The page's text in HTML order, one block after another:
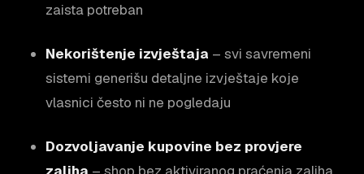
zaista potreban
Nekorištenje izvještaja – svi savremeni
sistemi generišu detaljne izvještaje koje
vlasnici često ni ne pogledaju
Dozvoljavanje kupovine bez provjere